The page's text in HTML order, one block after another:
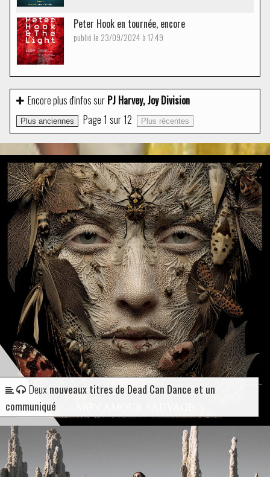
Peter Hook en tournée, encore
publié le 23/09/2024 à 17:49
Encore plus d'infos sur PJ Harvey, Joy Division
Plus anciennes Page 1 sur12 Plus récentes
Deuxnouveaux titres de Dead Can Dance et un
communiqué